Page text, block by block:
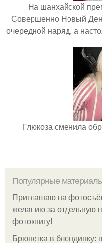
На шанхайской
Совершенно Новый
очередной наряд, а
Глюкоза сменила
Популярные
Приглашаю на
желанию за отдельную
фотокнигу!
Брюнетка в блондинку: